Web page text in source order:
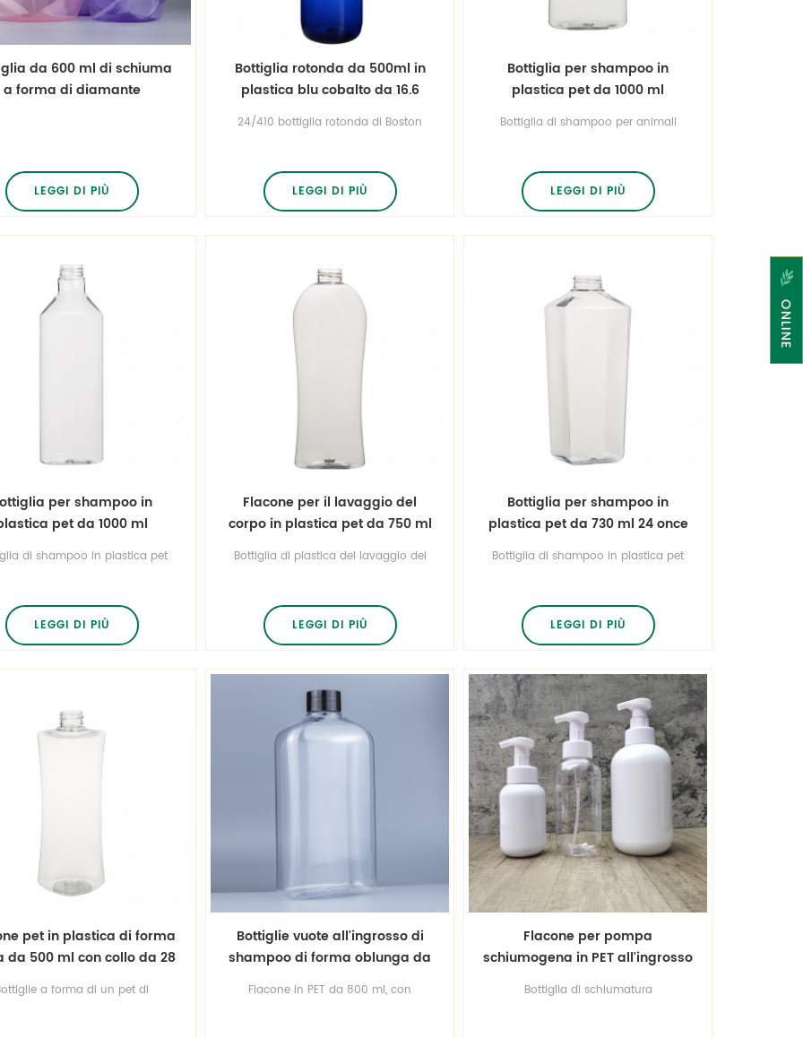
da 600 ml di schiuma
a forma di diamante
LEGGI DI PIÙ
Bottiglia rotonda da 500ml in
plastica blu cobalto da 16.6
24/410 bottiglia rotonda di Boston
round bottles ottieni uno stampo
per bottiglie di plastica gratuito per
LEGGI DI PIÙ
Bottiglia per shampoo in
plastica pet da 1000 ml
Bottiglia di shampoo per animali
doccia, shampoo. qualità
assicurata e buon prezzo.
LEGGI DI PIÙ
per shampoo in
pet da 1000 ml
di shampoo in plastica pet
shampoo. qualità
assicurata e buon prezzo.
LEGGI DI PIÙ
Flacone per il lavaggio del
corpo in plastica pet da 750 ml
Bottiglia di plastica del lavaggio del
libero bpa, può essere usato per
riempire bagnoschiuma, shampoo.
qualità assicurata e buon prezzo.
LEGGI DI PIÙ
Bottiglia per shampoo in
plastica pet da 730 ml 24 once
Bottiglia di shampoo in plastica pet
bagnoschiuma, shampoo. qualità
assicurata e buon prezzo.
LEGGI DI PIÙ
pet in plastica di forma
da 500 ml con collo da 28
kpet28-500-22d
a forma di un pet di
Bottiglie vuote all'ingrosso di
shampoo di forma oblunga da
Flacone in PET da 800 ml, con
Flacone per pompa
schiumogena in PET all'ingrosso
Bottiglia di schiumatura